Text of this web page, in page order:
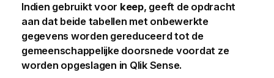
Indien gebruikt voor keep, geeft de opdracht
aan dat beide tabellen met onbewerkte
gegevens worden gereduceerd tot de
gemeenschappelijke doorsnede voordat ze
worden opgeslagen in Qlik Sense.